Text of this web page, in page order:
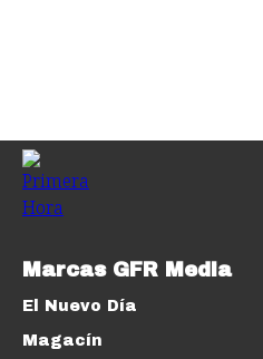
Marcas GFR Media
El Nuevo Día
Magacín